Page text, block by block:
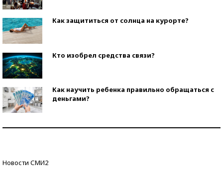
Как защититься от солнца на курорте?
Кто изобрел средства связи?
Как научить ребенка правильно обращаться с
деньгами?
Новости СМИ2